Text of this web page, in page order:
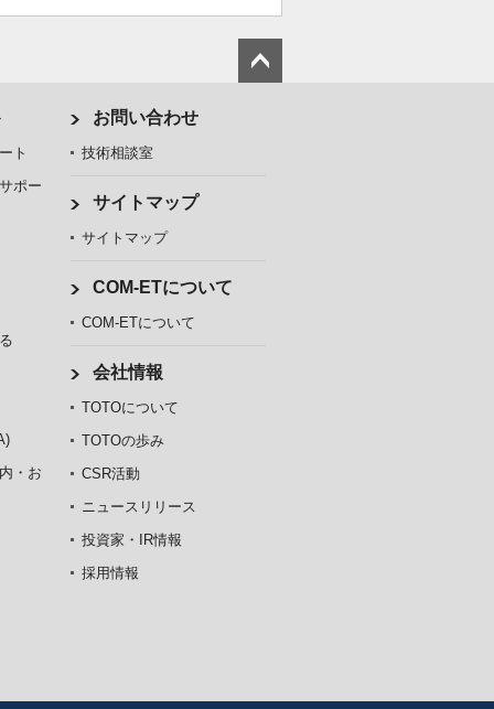
ト
ポー
・お
お問い合わせ
技術相談室
サイトマップ
サイトマップ
COM-ETについて
COM-ETについて
会社情報
TOTOについて
TOTOの歩み
CSR活動
ニュースリリース
投資家・IR情報
採用情報